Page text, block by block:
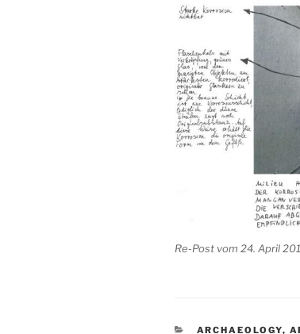
Re-Post vom 24. April
KATEGORIEN
ARCHAEOLOGY,